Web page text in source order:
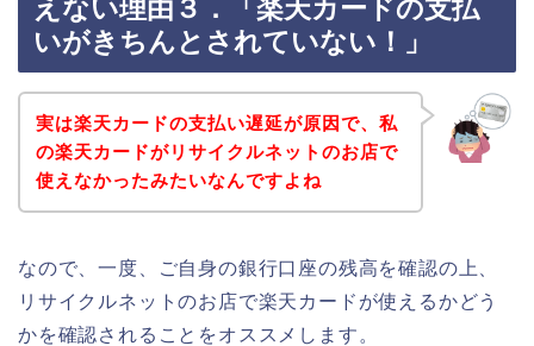
えない理由３．「楽天カードの支払
いがきちんとされていない！」
実は楽天カードの支払い遅延が原因で、私
の楽天カードがリサイクルネットのお店で
使えなかったみたいなんですよね
なので、一度、ご自身の銀行口座の残高を確認の上、
リサイクルネットのお店で楽天カードが使えるかどう
かを確認されることをオススメします。